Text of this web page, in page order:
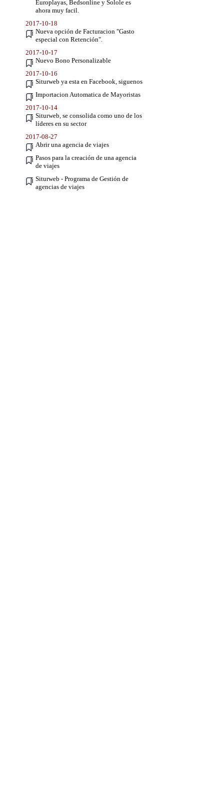
Europlayas, Bedsonline y Solole es
ahora muy facil.
2017-10-18
Nueva opción de Facturacion "Gasto
especial con Retención".
2017-10-17
Nuevo Bono Personalizable
2017-10-16
Siturweb ya esta en Facebook, siguenos
Importacion Automatica de Mayoristas
2017-10-14
Siturweb, se consolida como uno de los
líderes en su sector
2017-08-27
Abrir una agencia de viajes
Pasos para la creación de una agencia
de viajes
Siturweb - Programa de Gestión de
agencias de viajes